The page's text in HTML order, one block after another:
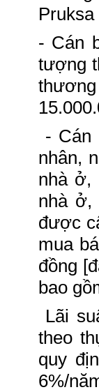
- Cán
tượng
- Cán
nhân,
nhà ở,
nhà ở,
được
mua
đồng
bao
Lãi
theo
quy
6%/